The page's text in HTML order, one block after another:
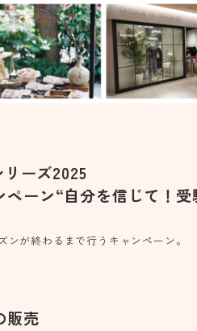
ーズ2025
ペーン“自分を信じて！受
ンが終わるまで行うキャンペーン。
販売